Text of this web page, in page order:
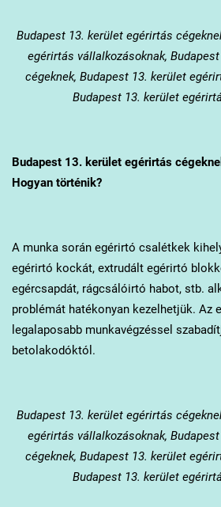
Budapest 13. kerület egérirtás
egérirtás vállalkozásoknak,
cégeknek, Budapest 13. kerület
Budapest 13. kerület
Budapest 13. kerületegérirtás
Hogyan történik?
A munka során egérirtó csalétkek
egérirtó kockát, extrudált egérirtó
egércsapdát, rágcsálóirtó habot, stb.
problémát hatékonyan kezelhetjük. Az
legalaposabb munkavégzéssel
betolakodóktól.
Budapest 13. kerület egérirtás
egérirtás vállalkozásoknak,
cégeknek, Budapest 13. kerület
Budapest 13. kerület